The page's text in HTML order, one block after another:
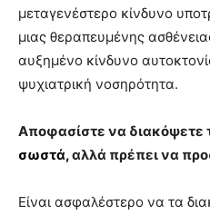
μεταγενέστερο κίνδυνο
μιας θεραπευμένης
αυξημένο κίνδυνο
ψυχιατρική νοσηρότητα.
Αποφασίστε να
σωστά,αλλά πρέπει να
Είναι ασφαλέστερο να τα